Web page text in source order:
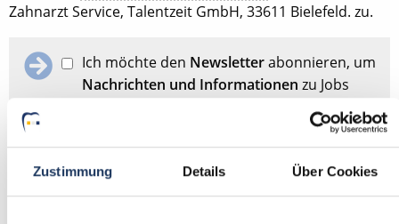
Zustimmung Details Über Cookies
Zahnarzt Service, Talentzeit GmbH, 33611 Bielefeld. zu.
Ich möchte den Newsletterabonnieren, um
Nachrichten und Informationen zu Jobs
und der Karriere in der Zahnarztpraxis zu
Datenschutzerklärunggelesen und bin mit
ihr einverstanden.